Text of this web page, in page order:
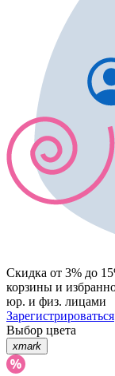
Скидка от 3% до
корзины и
юр. и физ. лицами
Зарегистрироваться
Выбор цвета
xmark